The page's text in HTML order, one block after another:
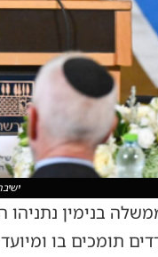
בנימין
תומכים בו